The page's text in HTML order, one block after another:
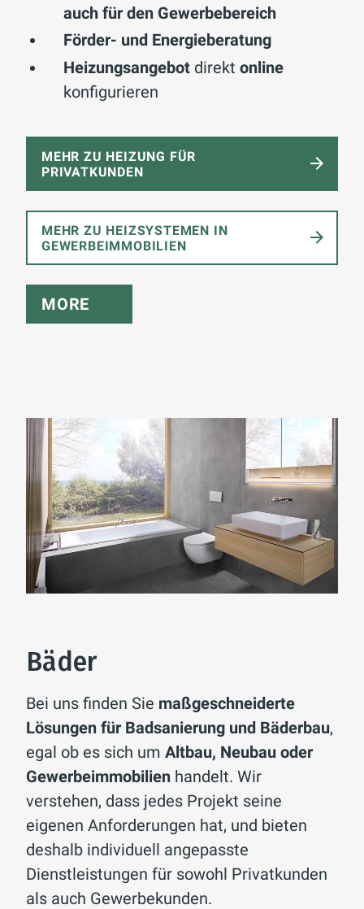
auch für den Gewerbebereich
Förder- und Energieberatung
Heizungsangebot direkt online
konfigurieren
MEHR ZU HEIZUNG FÜR
PRIVATKUNDEN
MEHR ZU HEIZSYSTEMEN IN
GEWERBEIMMOBILIEN
MORE
Bäder
Bei uns finden Sie maßgeschneiderte
Lösungen für Badsanierung und Bäderbau,
egal ob es sich um Altbau, Neubau oder
Gewerbeimmobilien handelt. Wir
verstehen, dass jedes Projekt seine
eigenen Anforderungen hat, und bieten
deshalb individuell angepasste
Dienstleistungen für sowohl Privatkunden
als auch Gewerbekunden.